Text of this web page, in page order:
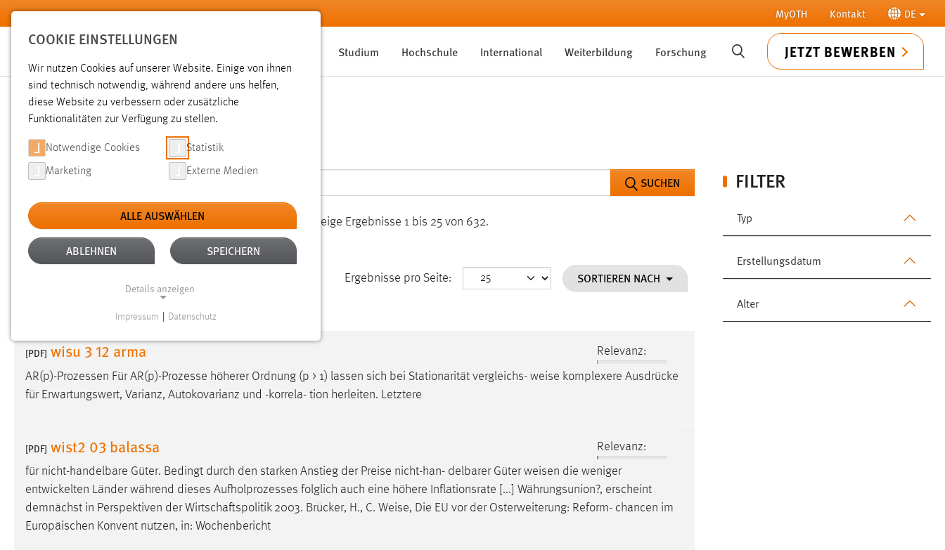
Zum Hauptinhalt springen MyOTH Kontakt DE
Studium Hochschule International Weiterbildung Forschung SUCHE JETZT BEWERBEN
SUCHE
FILTER
Typ
Erstellungsdatum
Alter
SUCHEN
Gesucht nach "weis".Es wurden 632 Ergebnisse gefunden. Zeige Ergebnisse 1 bis 25 von 632.
Ergebnisse pro Seite: SORTIEREN NACH
[PDF] wisu 3 12 arma
Relevanz:
AR(p)-Prozessen Für AR(p)-Prozesse höherer Ordnung (p > 1) lassen sich bei Stationarität vergleichs- weise komplexere Ausdrücke
für Erwartungswert, Varianz, Autokovarianz und -korrela- tion herleiten. Letztere
[PDF] wist2 03 balassa
Relevanz:
für nicht-handelbare Güter. Bedingt durch den starken Anstieg der Preise nicht-han- delbarer Güterweisen die weniger
entwickelten Länder während dieses Aufholprozesses folglich auch eine höhere Inflationsrate [...] Währungsunion?, erscheint
demnächst in Perspektiven der Wirtschaftspolitik 2003. Brücker, H., C. Weise, Die EU vor der Osterweiterung: Reform- chancen im
Europäischen Konvent nutzen, in: Wochenbericht
COOKIE EINSTELLUNGEN
Wir nutzen Cookies auf unserer Website. Einige von ihnen
sind technisch notwendig, während andere uns helfen,
diese Website zu verbessern oder zusätzliche
Funktionalitäten zur Verfügung zu stellen.
Notwendige Cookies Statistik
Marketing Externe Medien
ALLE AUSWÄHLEN
ABLEHNEN SPEICHERN
Details anzeigen
Notwendige Cookies ermöglichen grundlegende
Funktionen und sind für die einwandfreie Funktion der
Website erforderlich.
Name: cookie_consent
Zweck:
Dieser Cookie speichert die
ausgewählten Einverständnis-Optionen
des Benutzers
Cookie Laufzeit: 1 Jahr
Impressum Datenschutz